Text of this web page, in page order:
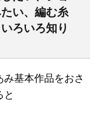
い、編む糸
ろいろ知り
基本作品をおさ
と